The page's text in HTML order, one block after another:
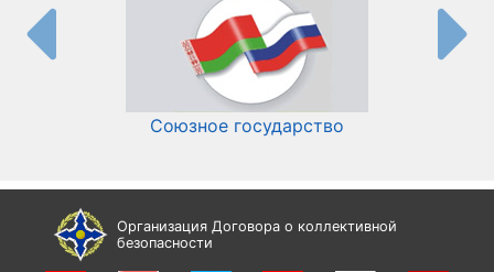
Союзное государство
Организация Договора о коллективной
безопасности